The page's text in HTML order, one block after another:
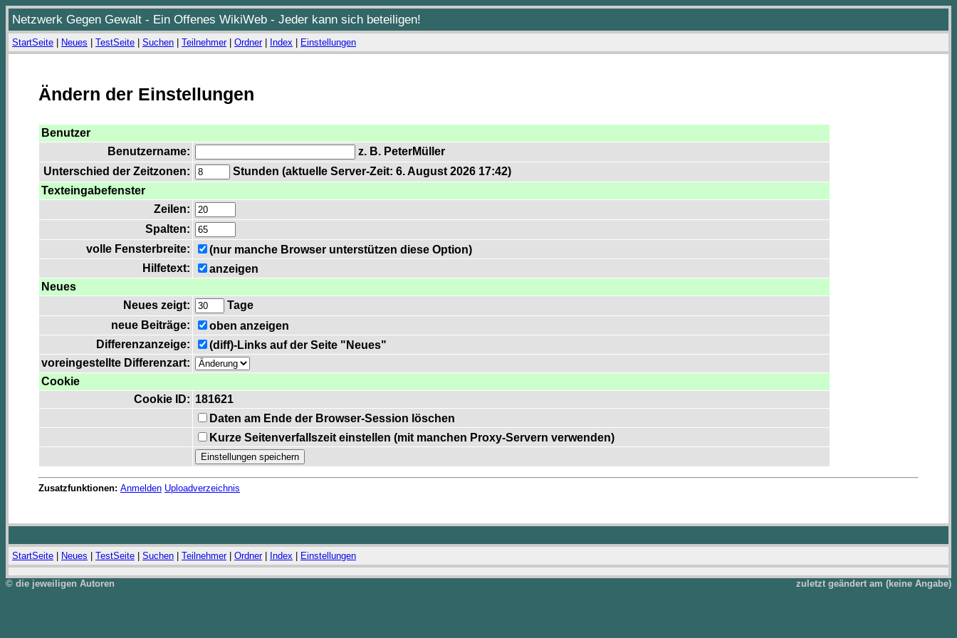
Netzwerk Gegen Gewalt - Ein Offenes WikiWeb - Jeder kann sich beteiligen!
StartSeite Neues TestSeite Suchen Teilnehmer| Ordner| Index Einstellungen
Ändern der Einstellungen
Benutzer
Benutzername:
z. B. PeterMüller
Unterschied der Zeitzonen:
Stunden (aktuelle Server-Zeit: 6. August 2026 17:42)
Texteingabefenster
Zeilen:
Spalten:
volle Fensterbreite:
(nur manche Browser unterstützen diese Option)
Hilfetext:
anzeigen
Neues
Neues zeigt:
Tage
neue Beiträge:
oben anzeigen
Differenzanzeige:
(diff)-Links auf der Seite "Neues"
voreingestellte Differenzart:
Cookie
Cookie ID: 181621
Daten am Ende der Browser-Session löschen
Kurze Seitenverfallszeit einstellen (mit manchen Proxy-Servern verwenden)
Zusatzfunktionen: Anmelden Uploadverzeichnis
StartSeite Neues TestSeite Suchen Teilnehmer| Ordner| Index Einstellungen
© die jeweiligen Autoren zuletzt geändert am (keine Angabe)